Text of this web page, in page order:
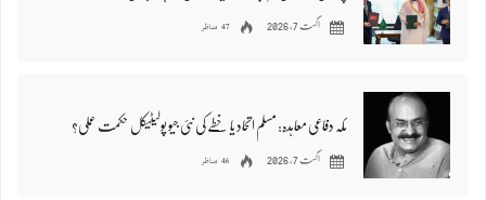
اگست 7, 2026 47 مناظر
مکہ دفاعی معاہدہ: مسلم اتحاد یا خطے کی نئی جیو پولیٹیکل حکمت عملی؟
اگست 7, 2026 46 مناظر